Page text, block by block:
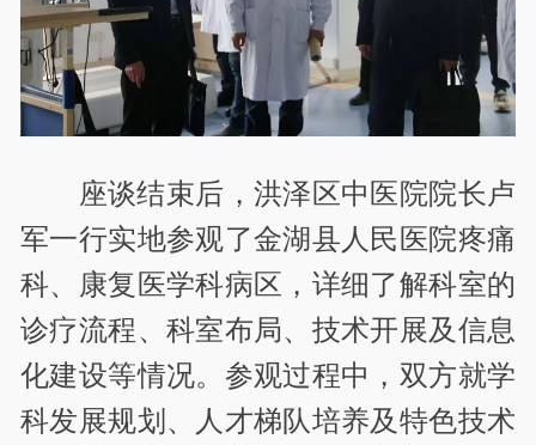
座谈结束后，洪泽区中医院院长卢
军一行实地参观了金湖县人民医院疼痛
科、康复医学科病区，详细了解科室的
诊疗流程、科室布局、技术开展及信息
化建设等情况。参观过程中，双方就学
科发展规划、人才梯队培养及特色技术